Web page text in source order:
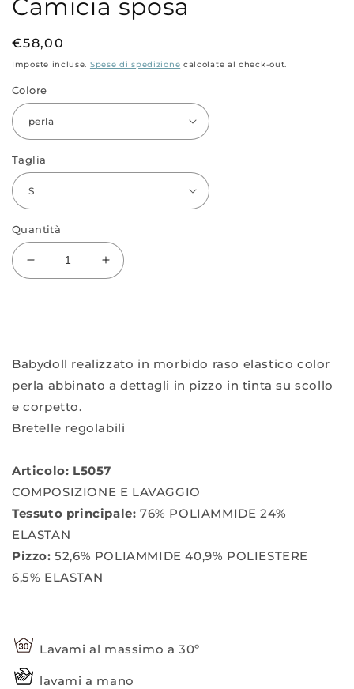
modale
Camicia sposa
Prezzo
di
€58,00
Imposte incluse. Spese di spedizione calcolate al check-out.
Colore
Taglia
Quantità
Diminuisci
quantità
Aumenta
quantità
Babydoll realizzato in morbido raso elastico color
perla abbinato a dettagli in pizzo in tinta su scollo
e corpetto.
Bretelle regolabili
Articolo: L5057
COMPOSIZIONE E LAVAGGIO
Tessuto principale: 76% POLIAMMIDE 24%
ELASTAN
Pizzo: 52,6% POLIAMMIDE 40,9% POLIESTERE
6,5% ELASTAN
Lavami al massimo a 30º
lavami a mano